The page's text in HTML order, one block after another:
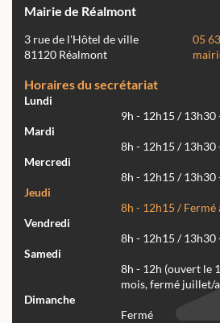
Mairie de Réalmont
3 rue de l'Hôtel de ville
81120 Réalmont
05
Horaires du secrétariat
Lundi
9h - 12h15 / 13h30
Mardi
8h - 12h15 / 13h30
Mercredi
8h - 12h15 / 13h30
Jeudi
8h - 12h15 / Fermé
Vendredi
8h - 12h15 / 13h30
Samedi
8h - 12h (ouvert le
mois, fermé juillet/
Dimanche
Fermé